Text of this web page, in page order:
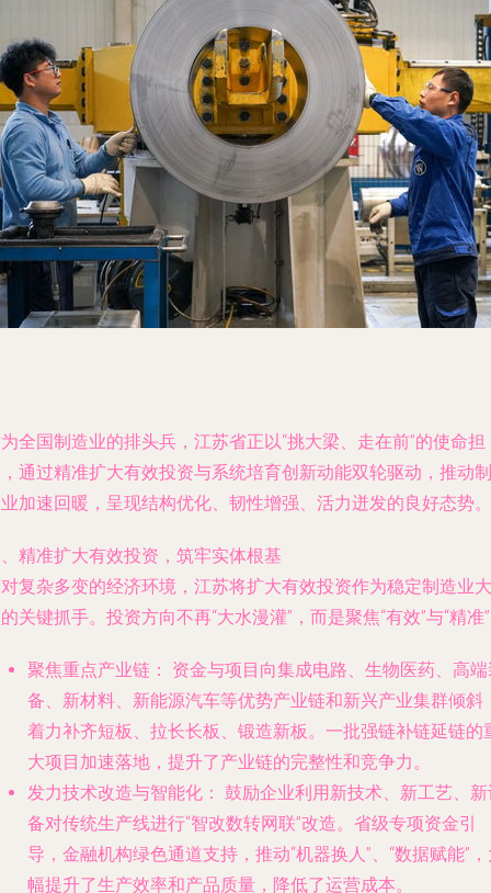
全国制造业的排头兵，江苏省正以“挑大梁、走在前”的使命担
通过精准扩大有效投资与系统培育创新动能双轮驱动，推动制
加速回暖，呈现结构优化、韧性增强、活力迸发的良好态势。
精准扩大有效投资，筑牢实体根基
复杂多变的经济环境，江苏将扩大有效投资作为稳定制造业大
关键抓手。投资方向不再“大水漫灌”，而是聚焦“有效”与“精准
聚焦重点产业链：
资金与项目向集成电路、生物医药、高
备、新材料、新能源汽车等优势产业链和新兴产业集群倾斜
着力补齐短板、拉长长板、锻造新板。一批强链补链延链的
大项目加速落地，提升了产业链的完整性和竞争力。
发力技术改造与智能化： 鼓励企业利用新技术、新工艺、
备对传统生产线进行“智改数转网联”改造。省级专项资金引
导，金融机构绿色通道支持，推动“机器换人”、“数据赋能”
幅提升了生产效率和产品质量，降低了运营成本。